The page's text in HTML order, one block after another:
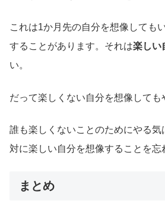
これは1か月先の自分を想像しても
することがあります。それは楽しい
い。
だって楽しくない自分を想像しても
誰も楽しくないことのためにやる気
対に楽しい自分を想像することを忘
まとめ